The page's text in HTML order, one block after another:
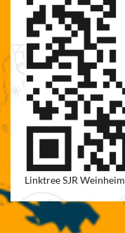
Linktree SJR Weinheim